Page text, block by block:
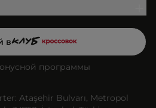
в
программы
Ataşehir Bulvarı, Metropol